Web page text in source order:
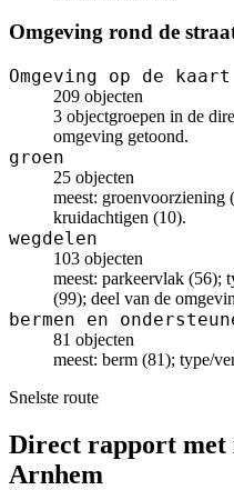
Omgeving rond de
Omgeving op de kaart
209 objecten
3 objectgroepen in de
omgeving getoond.
groen
25 objecten
meest: groenvoorziening
kruidachtigen (10).
wegdelen
103 objecten
meest: parkeervlak (56);
(99); deel van de
bermen en
81 objecten
meest: berm (81); type/
Snelste route
Direct rapport met
Arnhem